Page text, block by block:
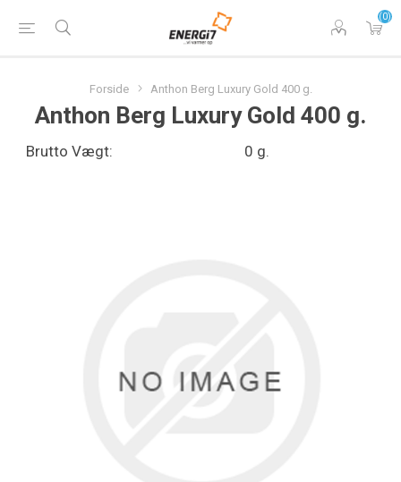
(0)
Forside Anthon Berg Luxury Gold 400 g.
Anthon Berg Luxury Gold 400 g.
Brutto Vægt: 0 g.